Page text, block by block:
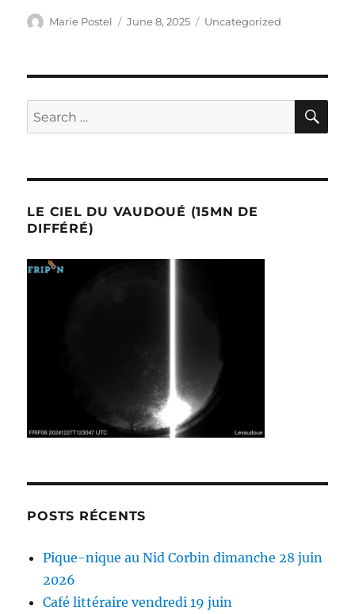
Author
Marie Postel
Posted
June 8, 2025 Categories
Uncategorized
Search
for:
LE CIEL DU VAUDOUÉ (15MN DE
DIFFÉRÉ)
POSTS RÉCENTS
Pique-nique au Nid Corbin dimanche 28 juin
2026
Café littéraire vendredi 19 juin